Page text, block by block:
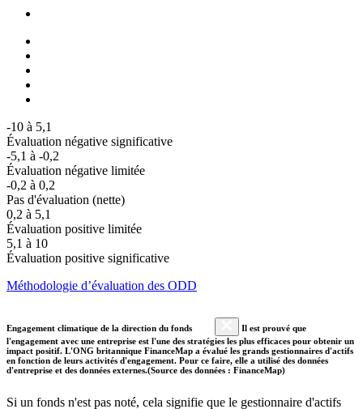
-10 à 5,1
Évaluation négative significative
-5,1 à -0,2
Évaluation négative limitée
-0,2 à 0,2
Pas d'évaluation (nette)
0,2 à 5,1
Évaluation positive limitée
5,1 à 10
Évaluation positive significative
Méthodologie d’évaluation des ODD
Engagement climatique de la direction du fonds
Il est prouvé que
l'engagement avec une entreprise est l'une des stratégies les plus efficaces pour obtenir un
impact positif. L'ONG britannique FinanceMap a évalué les grands gestionnaires d'actifs
en fonction de leurs activités d'engagement. Pour ce faire, elle a utilisé des données
d'entreprise et des données externes.(Source des données : FinanceMap)
Si un fonds n'est pas noté, cela signifie que le gestionnaire d'actifs